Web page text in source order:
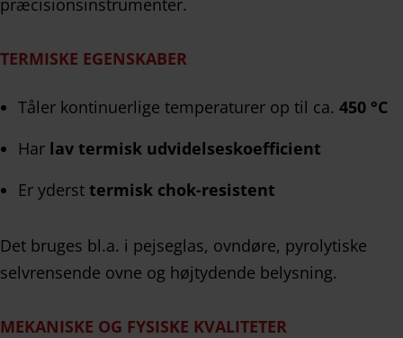
TERMISKE EGENSKABER
Tåler kontinuerlige temperaturer op til ca. 450 °C
Har lav termisk udvidelseskoefficient
Er yderst termisk chok-resistent
Det bruges bl.a. i pejseglas, ovndøre, pyrolytiske
selvrensende ovne og højtydende belysning.
MEKANISKE OG FYSISKE KVALITETER